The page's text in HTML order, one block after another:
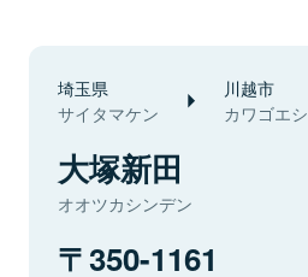
埼玉県
サイタマケン
川越市
カワゴエシ
大塚新田
オオツカシンデン
350-1161